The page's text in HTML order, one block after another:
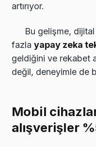
artırıyor.
Bu gelişme,
fazla yapay zeka
geldiğini ve rekabet
değil, deneyimle de
Mobil
alışverişler